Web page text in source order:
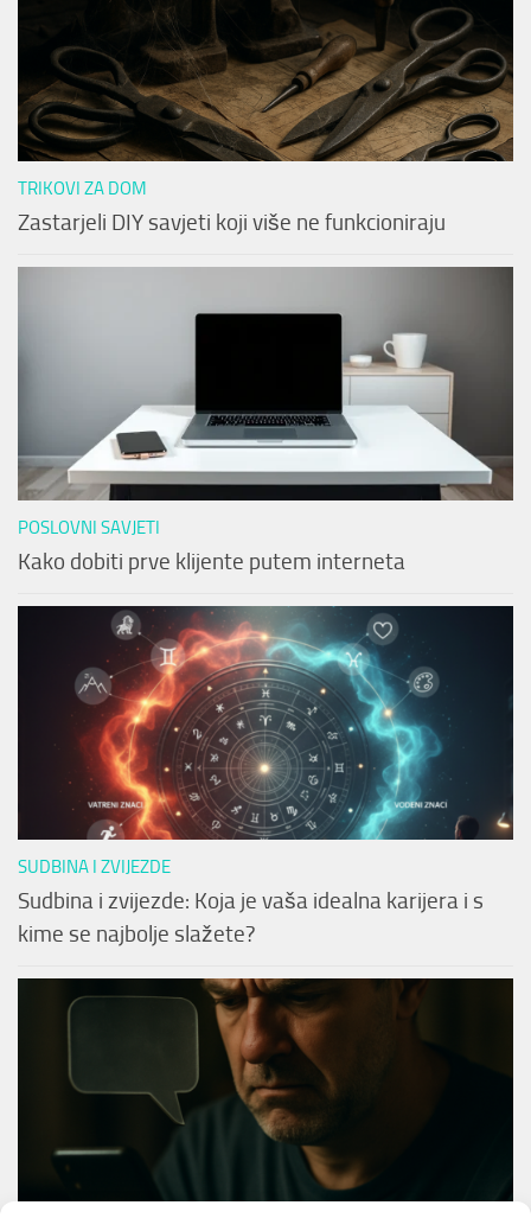
TRIKOVI ZA DOM
Zastarjeli DIY savjeti koji više ne funkcioniraju
POSLOVNI SAVJETI
Kako dobiti prve klijente putem interneta
SUDBINA I ZVIJEZDE
Sudbina i zvijezde: Koja je vaša idealna karijera i s
kime se najbolje slažete?